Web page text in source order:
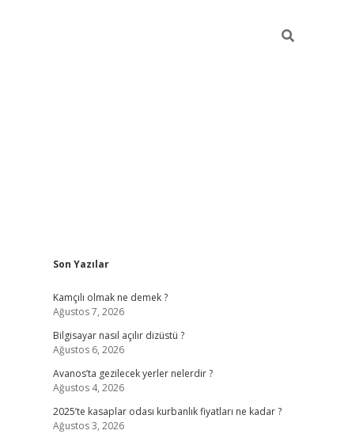
Sidebar
Son Yazılar
Kamçılı olmak ne demek ?
Ağustos 7, 2026
Bilgisayar nasıl açılır dizüstü ?
Ağustos 6, 2026
Avanos’ta gezilecek yerler nelerdir ?
Ağustos 4, 2026
2025’te kasaplar odası kurbanlık fiyatları ne kadar ?
Ağustos 3, 2026